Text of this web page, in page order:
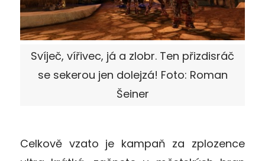
Svíječ, vířivec, já a zlobr. Ten přizdisráč
se sekerou jen dolejzá! Foto: Roman
Šeiner
Celkově vzato je kampaň za zplozence